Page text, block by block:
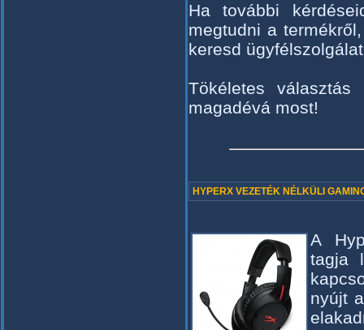
Ha további
megtudni a
keresd
Tökéletes
magadévá most!
HYPERX VEZETÉK NÉLKÜLI
A
tagja
nyújt